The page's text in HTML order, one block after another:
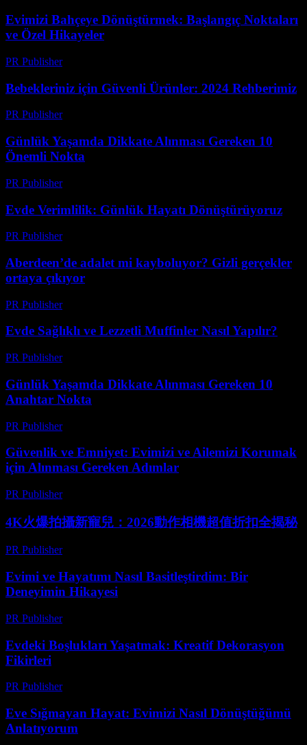
Evimizi Bahçeye Dönüştürmek: Başlangıç Noktaları
ve Özel Hikayeler
PR Publisher-
Bebekleriniz için Güvenli Ürünler: 2024 Rehberimiz
PR Publisher-
Günlük Yaşamda Dikkate Alınması Gereken 10
Önemli Nokta
PR Publisher-
Evde Verimlilik: Günlük Hayatı Dönüştürüyoruz
PR Publisher-
Aberdeen’de adalet mi kayboluyor? Gizli gerçekler
ortaya çıkıyor
PR Publisher-
Evde Sağlıklı ve Lezzetli Muffinler Nasıl Yapılır?
PR Publisher-
Günlük Yaşamda Dikkate Alınması Gereken 10
Anahtar Nokta
PR Publisher-
Güvenlik ve Emniyet: Evimizi ve Ailemizi Korumak
için Alınması Gereken Adımlar
PR Publisher-
4K火爆拍攝新寵兒：2026動作相機超值折扣全揭秘
PR Publisher-
Evimi ve Hayatımı Nasıl Basitleştirdim: Bir
Deneyimin Hikayesi
PR Publisher-
Evdeki Boşlukları Yaşatmak: Kreatif Dekorasyon
Fikirleri
PR Publisher-
Eve Sığmayan Hayat: Evimizi Nasıl Dönüştüğümü
Anlatıyorum